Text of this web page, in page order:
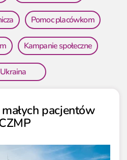
Pomoc placówkom
Kampanie społeczne
Ukraina
pacjentów